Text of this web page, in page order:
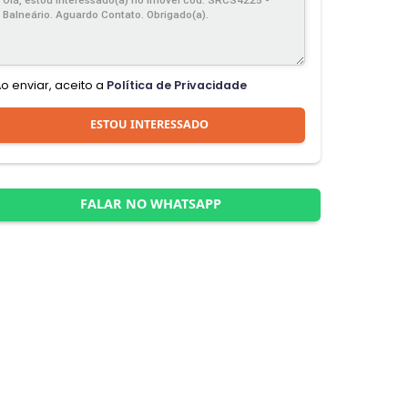
Ao enviar, aceito aPolítica de Privacidade
ESTOU INTERESSADO